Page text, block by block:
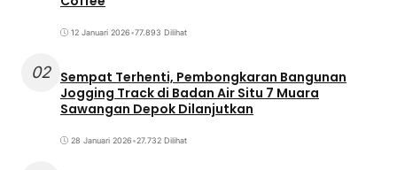
12 Januari 2026•77.893 Dilihat
02 Sempat Terhenti, Pembongkaran Bangunan
Jogging Track di Badan Air Situ 7 Muara
Sawangan Depok Dilanjutkan
28 Januari 2026•27.732 Dilihat